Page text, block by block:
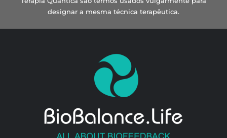
designar a mesma técnica terapêutica.